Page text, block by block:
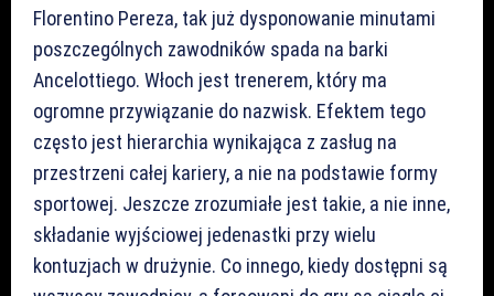
Florentino Pereza, tak już dysponowanie minutami
poszczególnych zawodników spada na barki
Ancelottiego. Włoch jest trenerem, który ma
ogromne przywiązanie do nazwisk. Efektem tego
często jest hierarchia wynikająca z zasług na
przestrzeni całej kariery, a nie na podstawie formy
sportowej. Jeszcze zrozumiałe jest takie, a nie inne,
składanie wyjściowej jedenastki przy wielu
kontuzjach w drużynie. Co innego, kiedy dostępni są